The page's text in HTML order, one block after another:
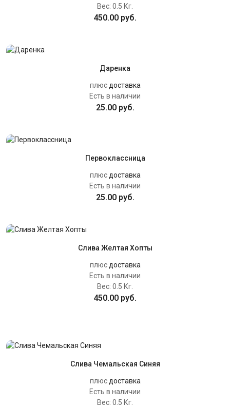
Вес: 0.5 Кг.
450.00 руб.
Даренка
плюс доставка
Есть в наличии
25.00 руб.
Первоклассница
плюс доставка
Есть в наличии
25.00 руб.
Слива Желтая Хопты
плюс доставка
Есть в наличии
Вес: 0.5 Кг.
450.00 руб.
Слива Чемальская Синяя
плюс доставка
Есть в наличии
Вес: 0.5 Кг.